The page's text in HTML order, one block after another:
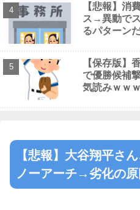
【悲報】消
ス→異動で
るパターン
【保存版】
で優勝候補
気読みｗｗｗ
【悲報】大谷翔平さ
ノーアーチ→劣化の